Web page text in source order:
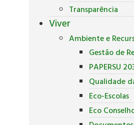
Transparência
Viver
Ambiente e
Gestão de
PAPERSU
Qualidade
Eco-Escolas
Eco